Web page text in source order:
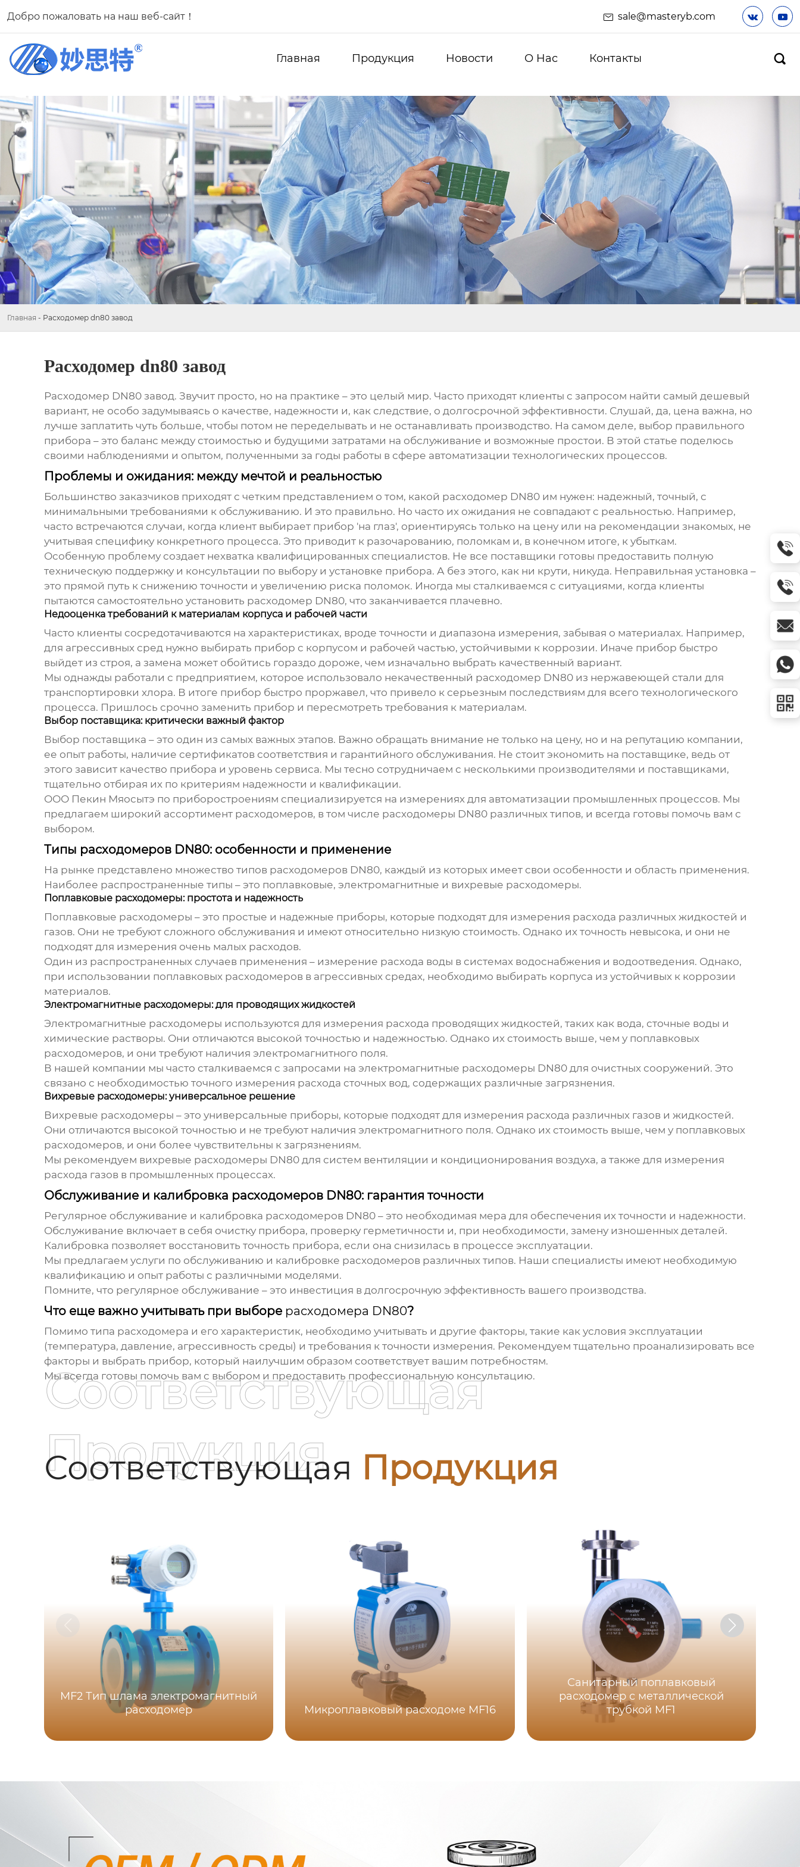
Добро пожаловать на наш веб-сайт！ sale@masteryb.com  
Главная Продукция Новости О Hас Контакты 
Главная - Расходомер dn80 завод
Расходомер dn80 завод
Расходомер DN80 завод. Звучит просто, но на практике – это целый мир. Часто приходят клиенты с запросом найти самый дешевый
вариант, не особо задумываясь о качестве, надежности и, как следствие, о долгосрочной эффективности. Слушай, да, цена важна, но
лучше заплатить чуть больше, чтобы потом не переделывать и не останавливать производство. На самом деле, выбор правильного
прибора – это баланс между стоимостью и будущими затратами на обслуживание и возможные простои. В этой статье поделюсь
своими наблюдениями и опытом, полученными за годы работы в сфере автоматизации технологических процессов.
Проблемы и ожидания: между мечтой и реальностью
Большинство заказчиков приходят с четким представлением о том, какой расходомер DN80им нужен: надежный, точный, с
минимальными требованиями к обслуживанию. И это правильно. Но часто их ожидания не совпадают с реальностью. Например,
часто встречаются случаи, когда клиент выбирает прибор 'на глаз', ориентируясь только на цену или на рекомендации знакомых, не
учитывая специфику конкретного процесса. Это приводит к разочарованию, поломкам и, в конечном итоге, к убыткам.
Особенную проблему создает нехватка квалифицированных специалистов. Не все поставщики готовы предоставить полную
техническую поддержку и консультации по выбору и установке прибора. А без этого, как ни крути, никуда. Неправильная установка –
это прямой путь к снижению точности и увеличению риска поломок. Иногда мы сталкиваемся с ситуациями, когда клиенты
пытаются самостоятельно установить расходомер DN80, что заканчивается плачевно.
Недооценка требований к материалам корпуса и рабочей части
Часто клиенты сосредотачиваются на характеристиках, вроде точности и диапазона измерения, забывая о материалах. Например,
для агрессивных сред нужно выбирать прибор с корпусом и рабочей частью, устойчивыми к коррозии. Иначе прибор быстро
выйдет из строя, а замена может обойтись гораздо дороже, чем изначально выбрать качественный вариант.
Мы однажды работали с предприятием, которое использовало некачественный расходомер DN80из нержавеющей стали для
транспортировки хлора. В итоге прибор быстро проржавел, что привело к серьезным последствиям для всего технологического
процесса. Пришлось срочно заменить прибор и пересмотреть требования к материалам.
Выбор поставщика: критически важный фактор
Выбор поставщика – это один из самых важных этапов. Важно обращать внимание не только на цену, но и на репутацию компании,
ее опыт работы, наличие сертификатов соответствия и гарантийного обслуживания. Не стоит экономить на поставщике, ведь от
этого зависит качество прибора и уровень сервиса. Мы тесно сотрудничаем с несколькими производителями и поставщиками,
тщательно отбирая их по критериям надежности и квалификации.
ООО Пекин Мяосытэ по приборостроениям специализируется на измерениях для автоматизации промышленных процессов. Мы
предлагаем широкий ассортимент расходомеров, в том числе расходомеры DN80различных типов, и всегда готовы помочь вам с
выбором.
Типы расходомеров DN80: особенности и применение
На рынке представлено множество типов расходомеров DN80, каждый из которых имеет свои особенности и область применения.
Наиболее распространенные типы – это поплавковые, электромагнитные и вихревые расходомеры.
Поплавковые расходомеры: простота и надежность
Поплавковые расходомеры – это простые и надежные приборы, которые подходят для измерения расхода различных жидкостей и
газов. Они не требуют сложного обслуживания и имеют относительно низкую стоимость. Однако их точность невысока, и они не
подходят для измерения очень малых расходов.
Один из распространенных случаев применения – измерение расхода воды в системах водоснабжения и водоотведения. Однако,
при использовании поплавковых расходомеров в агрессивных средах, необходимо выбирать корпуса из устойчивых к коррозии
материалов.
Электромагнитные расходомеры: для проводящих жидкостей
Электромагнитные расходомеры используются для измерения расхода проводящих жидкостей, таких как вода, сточные воды и
химические растворы. Они отличаются высокой точностью и надежностью. Однако их стоимость выше, чем у поплавковых
расходомеров, и они требуют наличия электромагнитного поля.
В нашей компании мы часто сталкиваемся с запросами на электромагнитные расходомеры DN80для очистных сооружений. Это
связано с необходимостью точного измерения расхода сточных вод, содержащих различные загрязнения.
Вихревые расходомеры: универсальное решение
Вихревые расходомеры – это универсальные приборы, которые подходят для измерения расхода различных газов и жидкостей.
Они отличаются высокой точностью и не требуют наличия электромагнитного поля. Однако их стоимость выше, чем у поплавковых
расходомеров, и они более чувствительны к загрязнениям.
Мы рекомендуем вихревые расходомеры DN80для систем вентиляции и кондиционирования воздуха, а также для измерения
расхода газов в промышленных процессах.
Обслуживание и калибровка расходомеров DN80: гарантия точности
Регулярное обслуживание и калибровка расходомеров DN80– это необходимая мера для обеспечения их точности и надежности.
Обслуживание включает в себя очистку прибора, проверку герметичности и, при необходимости, замену изношенных деталей.
Калибровка позволяет восстановить точность прибора, если она снизилась в процессе эксплуатации.
Мы предлагаем услуги по обслуживанию и калибровке расходомеров различных типов. Наши специалисты имеют необходимую
квалификацию и опыт работы с различными моделями.
Помните, что регулярное обслуживание – это инвестиция в долгосрочную эффективность вашего производства.
Что еще важно учитывать при выборе расходомера DN80?
Помимо типа расходомера и его характеристик, необходимо учитывать и другие факторы, такие как условия эксплуатации
(температура, давление, агрессивность среды) и требования к точности измерения. Рекомендуем тщательно проанализировать все
факторы и выбрать прибор, который наилучшим образом соответствует вашим потребностям.
Мы всегда готовы помочь вам с выбором и предоставить профессиональную консультацию.
Соответствующая Продукция
Соответствующая
Продукция
MF2 Тип шлама электромагнитный
расходомер
Микроплавковый расходоме MF16
Санитарный поплавковый
расходомер с металлической
трубкой MF1